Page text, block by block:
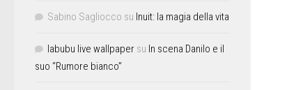
Sabino Sagliocco su Inuit: la magia della vita
labubu live wallpaper su In scena Danilo e il
suo “Rumore bianco”